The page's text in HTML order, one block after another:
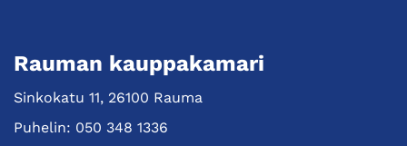
Rauman kauppakamari
Sinkokatu 11, 26100 Rauma
Puhelin: 050 348 1336